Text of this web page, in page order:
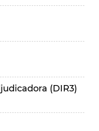
(DIR3)